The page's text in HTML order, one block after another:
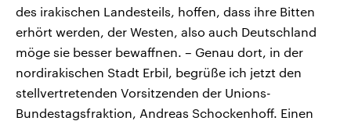
des irakischen Landesteils, hoffen, dass ihre Bitten
erhört werden, der Westen, also auch Deutschland
möge sie besser bewaffnen. – Genau dort, in der
nordirakischen Stadt Erbil, begrüße ich jetzt den
stellvertretenden Vorsitzenden der Unions-
Bundestagsfraktion, Andreas Schockenhoff. Einen